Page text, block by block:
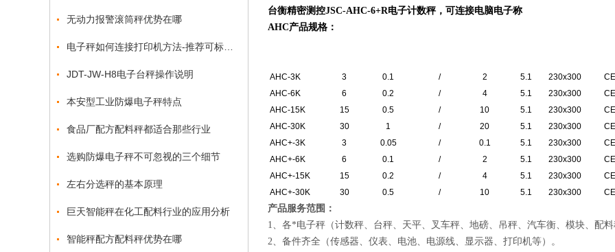
无动力报警滚筒秤优势在哪
JDT-JW-H8电子台秤操作说明
本安型工业防爆电子秤特点
食品厂配方配料秤都适合那些行业
选购防爆电子秤不可忽视的三个细节
左右分选秤的基本原理
巨天智能秤在化工配料行业的应用分析
智能秤配方配料秤优势在哪
台衡精密测控JSC-AHC-6+R电子计数秤，可连接电脑电子称
AHC产品规格：
AHC-3K 3 0.1 / 2 5.1 230x300
CE
AHC-6K
6 0.2 / 4 5.1 230x300
CE
AHC-15K
15 0.5 / 10 5.1 230x300
CE
AHC-30K
30 1 / 20 5.1 230x300
CE
AHC+-3K
3 0.05 / 0.1 5.1 230x300
CE
AHC+-6K
6 0.1 / 2 5.1 230x300
CE
AHC+-15K
15 0.2 / 4 5.1 230x300
CE
AHC+-30K
30 0.5 / 10 5.1 230x300 CE
产品服务范围：
1、各*电子秤（计数秤、台秤、天平、叉车秤、地磅、吊秤、汽车衡、模块、配料
2、备件齐全（传感器、仪表、电池、电源线、显示器、打印机等）。